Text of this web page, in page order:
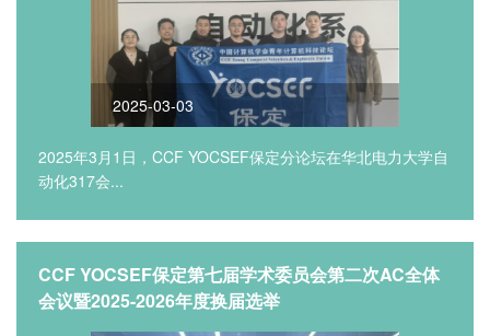
2025-03-03
2025年3月1日，CCF YOCSEF保定分论坛在华北电力大学自
动化317会...
CCF YOCSEF保定第七届学术委员会第二次AC全体
会议暨2025-2026年度换届选举